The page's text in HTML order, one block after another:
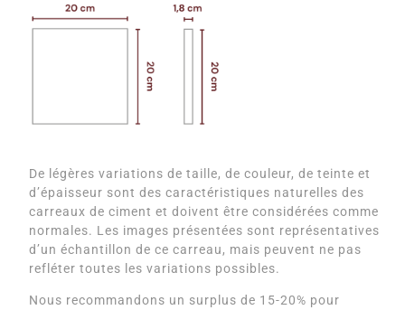
De légères variations de taille, de couleur, de teinte et
d’épaisseur sont des caractéristiques naturelles des
carreaux de ciment et doivent être considérées comme
normales. Les images présentées sont représentatives
d’un échantillon de ce carreau, mais peuvent ne pas
refléter toutes les variations possibles.
Nous recommandons un surplus de 15-20% pour